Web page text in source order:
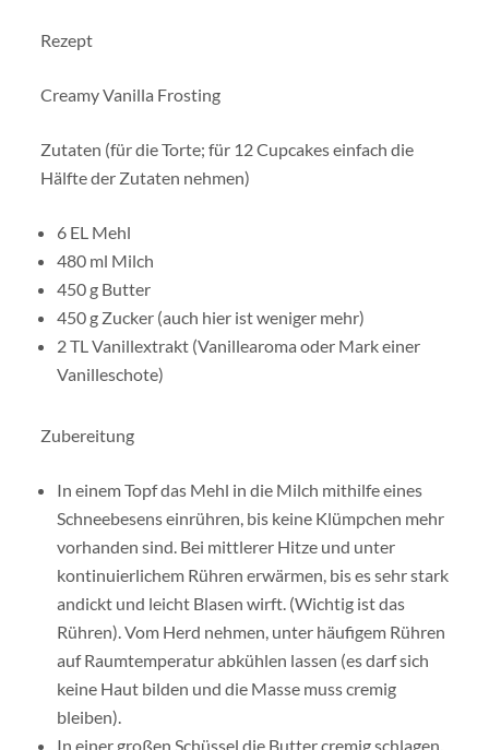
Rezept
Creamy Vanilla Frosting
Zutaten (für die Torte; für 12 Cupcakes einfach die
Hälfte der Zutaten nehmen)
6 EL Mehl
480 ml Milch
450 g Butter
450 g Zucker (auch hier ist weniger mehr)
2 TL Vanillextrakt (Vanillearoma oder Mark einer
Vanilleschote)
Zubereitung
In einem Topf das Mehl in die Milch mithilfe eines
Schneebesens einrühren, bis keine Klümpchen mehr
vorhanden sind. Bei mittlerer Hitze und unter
kontinuierlichem Rühren erwärmen, bis es sehr stark
andickt und leicht Blasen wirft. (Wichtig ist das
Rühren). Vom Herd nehmen, unter häufigem Rühren
auf Raumtemperatur abkühlen lassen (es darf sich
keine Haut bilden und die Masse muss cremig
bleiben).
In einer großen Schüssel die Butter cremig schlagen,